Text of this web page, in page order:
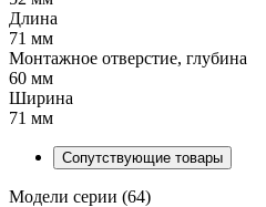
Длина
71 мм
Монтажное отверстие, глубина
60 мм
Ширина
71 мм
Сопутствующие товары
Модели серии (64)